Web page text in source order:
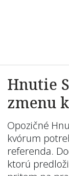
Hnutie
zmenu
Opozičné
kvórum
referenda.
ktorú